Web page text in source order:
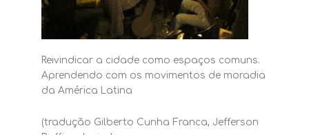
Reivindicar a cidade como espaços comuns.
Aprendendo com os movimentos de moradia
da América Latina
(tradução Gilberto Cunha Franca, Jefferson